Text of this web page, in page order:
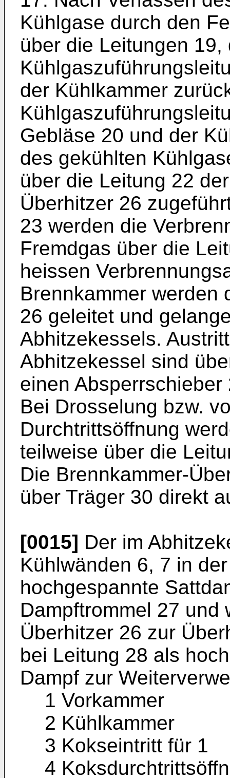
Kühlgase durch den
über die Leitungen
der Kühlkammer
Gebläse 20 und der
des gekühlten
über die Leitung 22
Überhitzer 26
23 werden die
Fremdgas über die
heissen
Brennkammer werden
26 geleitet und
Abhitzekessels.
Abhitzekessel sind
einen
Bei Drosselung bzw.
Durchtrittsöffnung
teilweise über die
Die Brennkammer-
über Träger 30 direkt
[0015] Der im
Kühlwänden 6, 7 in
hochgespannte
Dampftrommel 27 und
Überhitzer 26 zur
bei Leitung 28 als
Dampf zur
1 Vorkammer
2 Kühlkammer
3 Kokseintritt für 1
4